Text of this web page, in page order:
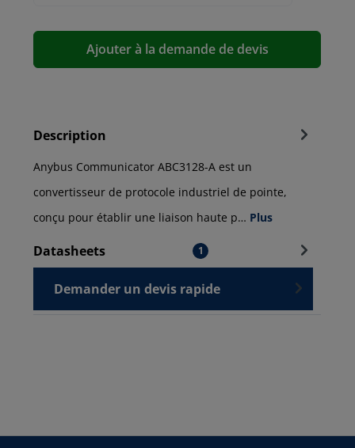
Ajouter à la demande de devis
Description
Anybus Communicator ABC3128-A est un
convertisseur de protocole industriel de pointe,
conçu pour établir une liaison haute p… Plus
Datasheets 1
Demander un devis rapide